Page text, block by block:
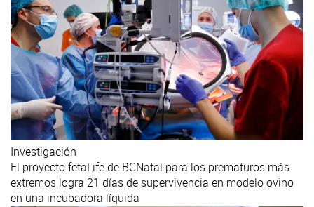
Investigación
El proyecto fetaLife de BCNatal para los prematuros más
extremos logra 21 días de supervivencia en modelo ovino
en una incubadora líquida